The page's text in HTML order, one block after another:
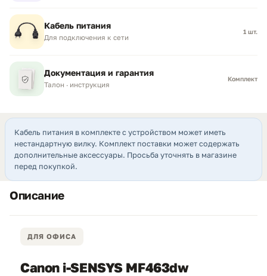
Кабель питания
Для подключения к сети
1 шт.
Документация и гарантия
Талон · инструкция
Комплект
Кабель питания в комплекте с устройством может иметь
нестандартную вилку. Комплект поставки может содержать
дополнительные аксессуары. Просьба уточнять в магазине
перед покупкой.
Описание
ДЛЯ ОФИСА
Canon i-SENSYS MF463dw